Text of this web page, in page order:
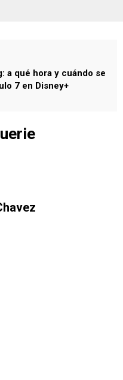
a qué hora y cuándo se
7 en Disney+